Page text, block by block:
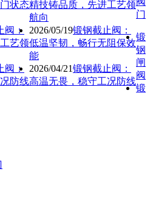
状态精技铸品质，先进工艺领
航向
阀：
艺领
2026/05/19锻钢截止阀：
低温坚韧，畅行无阻保效
能
阀：
防线
2026/04/21锻钢截止阀：
高温无畏，稳守工况防线
门
锻
钢
闸
阀
锻